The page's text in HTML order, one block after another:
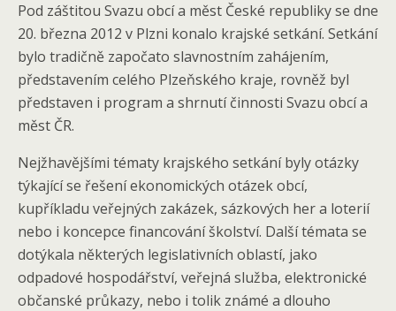
Pod záštitou Svazu obcí a měst České republiky se dne
20. března 2012 v Plzni konalo krajské setkání. Setkání
bylo tradičně započato slavnostním zahájením,
představením celého Plzeňského kraje, rovněž byl
představen i program a shrnutí činnosti Svazu obcí a
měst ČR.
Nejžhavějšími tématy krajského setkání byly otázky
týkající se řešení ekonomických otázek obcí,
kupříkladu veřejných zakázek, sázkových her a loterií
nebo i koncepce financování školství. Další témata se
dotýkala některých legislativních oblastí, jako
odpadové hospodářství, veřejná služba, elektronické
občanské průkazy, nebo i tolik známé a dlouho